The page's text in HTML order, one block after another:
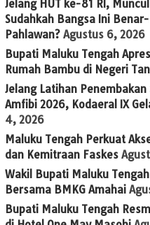
Jelang HUT ke-81 RI,
Sudahkah Bangsa Ini
Pahlawan? Agustus 6, 2026
Bupati Maluku Tengah
Rumah Bambu di Negeri
Jelang Latihan
Amfibi 2026, Kodaeral IX
4, 2026
Maluku Tengah Perkuat
dan Kemitraan Faskes
Wakil Bupati Maluku
Bersama BMKG Amahai
Bupati Maluku Tengah